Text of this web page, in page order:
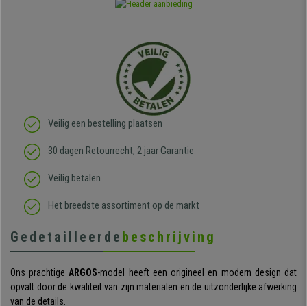
Veilig een bestelling plaatsen
30 dagen Retourrecht, 2 jaar Garantie
Veilig betalen
Het breedste assortiment op de markt
Gedetailleerde beschrijving
Ons prachtigeARGOS-model heeft een origineel en modern design dat
opvalt door de kwaliteit van zijn materialen en de uitzonderlijke afwerking
van de details.